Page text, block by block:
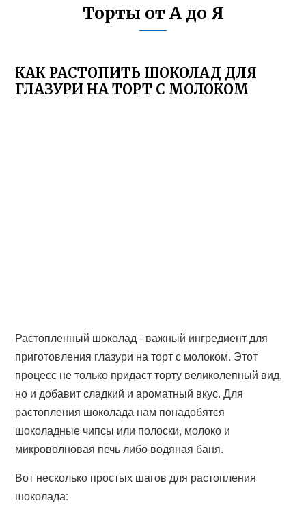
Торты от А до Я
КАК РАСТОПИТЬ ШОКОЛАД ДЛЯ
ГЛАЗУРИ НА ТОРТ С МОЛОКОМ
Растопленный шоколад - важный ингредиент для
приготовления глазури на торт с молоком. Этот
процесс не только придаст торту великолепный вид,
но и добавит сладкий и ароматный вкус. Для
растопления шоколада нам понадобятся
шоколадные чипсы или полоски, молоко и
микроволновая печь либо водяная баня.
Вот несколько простых шагов для растопления
шоколада: